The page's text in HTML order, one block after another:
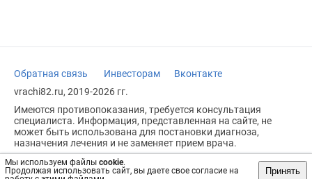
Мы используем файлы cookie.
Продолжая использовать сайт, вы даете свое согласие на
Принять
Обратная связь Инвесторам
Вконтакте
vrachi82.ru, 2019-2026 гг.
Имеются противопоказания, требуется консультация
специалиста. Информация, представленная на сайте, не
может быть использована для постановки диагноза,
назначения лечения и не заменяет прием врача.
Возрастное ограничение: 18+